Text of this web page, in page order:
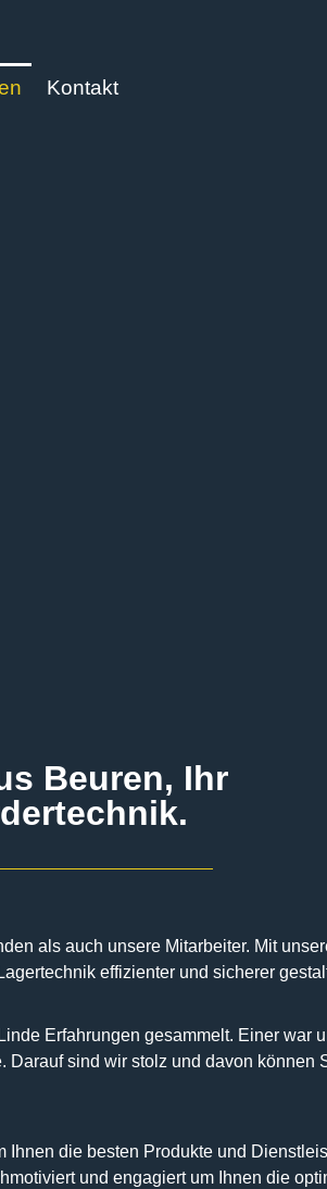
Kontakt
Beuren, Ihr
als auch unsere Mitarbeiter. Mit
effizienter und sicherer
Erfahrungen gesammelt. Einer war
Darauf sind wir stolz und davon können
die besten Produkte und
und engagiert um Ihnen die